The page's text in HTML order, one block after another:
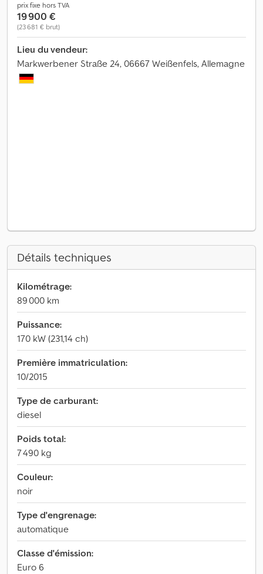
prix fixe hors TVA
19 900 €
(23 681 € brut)
Lieu du vendeur:
Markwerbener Straße 24, 06667 Weißenfels, Allemagne
Détails techniques
Kilométrage:
89 000 km
Puissance:
170 kW (231,14 ch)
Première immatriculation:
10/2015
Type de carburant:
diesel
Poids total:
7 490 kg
Couleur:
noir
Type d'engrenage:
automatique
Classe d'émission:
Euro 6